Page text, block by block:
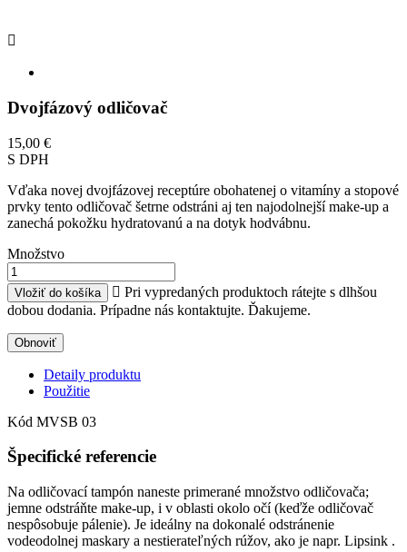

Dvojfázový odličovač
15,00 €
S DPH
Vďaka novej dvojfázovej receptúre obohatenej o vitamíny a stopové
prvky tento odličovač šetrne odstráni aj ten najodolnejší make-up a
zanechá pokožku hydratovanú a na dotyk hodvábnu.
Množstvo
Vložiť do košíka  Pri vypredaných produktoch rátejte s dlhšou
dobou dodania. Prípadne nás kontaktujte. Ďakujeme.
Detaily produktu
Použitie
Kód MVSB 03
Špecifické referencie
Na odličovací tampón naneste primerané množstvo odličovača;
jemne odstráňte make-up, i v oblasti okolo očí (keďže odličovač
nespôsobuje pálenie). Je ideálny na dokonalé odstránenie
vodeodolnej maskary a nestierateľných rúžov, ako je napr. Lipsink .